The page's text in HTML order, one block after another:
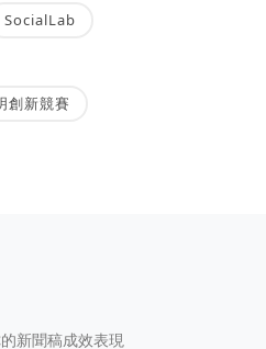
SocialLab
創新競賽
新聞稿成效表現